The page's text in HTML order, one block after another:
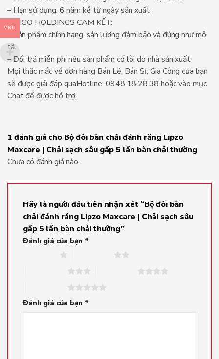
– Hạn sử dụng: 6 năm kể từ ngày sản xuất
DILIGO HOLDINGS CAM KẾT:
– Sản phẩm chính hãng, sản lượng đảm bảo và đúng như mô
tả.
– Đổi trả miễn phí nếu sản phẩm có lỗi do nhà sản xuất.
Mọi thắc mắc về đơn hàng Bán Lẻ, Bán Sỉ, Gia Công của bạn
sẽ được giải đáp quaHotline: 0948.18.28.38 hoặc vào mục
Chat để được hỗ trợ.
1 đánh giá cho Bộ đôi bàn chải đánh răng Lipzo
Maxcare | Chải sạch sâu gấp 5 lần bàn chải thường
Chưa có đánh giá nào.
Hãy là người đầu tiên nhận xét “Bộ đôi bàn
chải đánh răng Lipzo Maxcare | Chải sạch sâu
gấp 5 lần bàn chải thường”
Đánh giá của bạn *
Đánh giá của bạn *
VND